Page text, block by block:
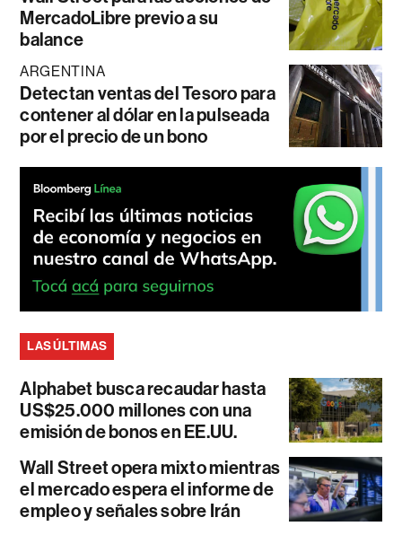
MercadoLibre previo a su
balance
ARGENTINA
Detectan ventas del Tesoro para
contener al dólar en la pulseada
por el precio de un bono
LAS ÚLTIMAS
Alphabet busca recaudar hasta
US$25.000 millones con una
emisión de bonos en EE.UU.
Wall Street opera mixto mientras
el mercado espera el informe de
empleo y señales sobre Irán